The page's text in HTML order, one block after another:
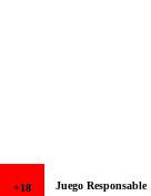
+18 Juego Responsable